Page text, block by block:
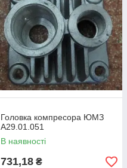
Головка компресора ЮМЗ
А29.01.051
В наявності
731,18 ₴